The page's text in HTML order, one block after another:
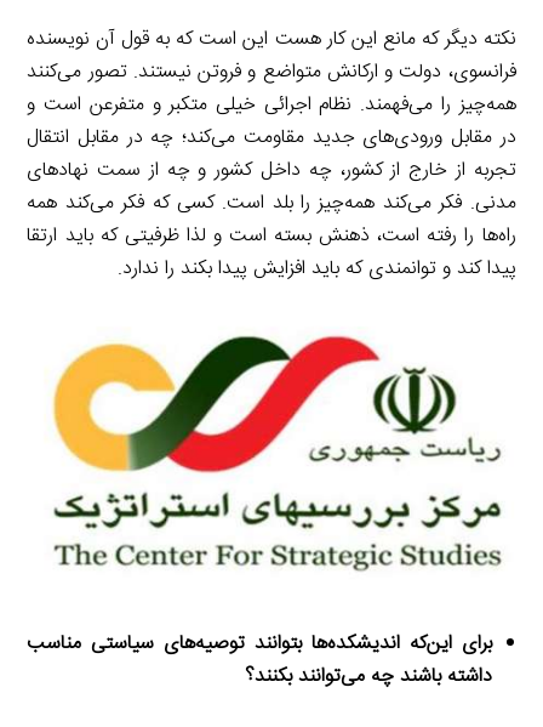
نکته دیگر که مانع این کار هست این است که به قول آن نویسنده
فرانسوی، دولت و ارکانش متواضع و فروتن نیستند. تصور می‌کنند
همه‌چیز را می‌فهمند. نظام اجرائی خیلی متکبر و متفرعن است و
در مقابل ورودی‌های جدید مقاومت می‌کند؛ چه در مقابل انتقال
تجربه از خارج از کشور، چه داخل کشور و چه از سمت نهادهای
مدنی. فکر می‌کند همه‌چیز را بلد است. کسی که فکر می‌کند همه
راه‌ها را رفته است، ذهنش بسته است و لذا ظرفیتی که باید ارتقا
پیدا کند و توانمندی که باید افزایش پیدا بکند را ندارد.
برای این‌که اندیشکده‌ها بتوانند توصیه‌های سیاستی مناسب
داشته باشند چه می‌توانند بکنند؟